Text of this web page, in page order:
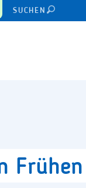
SUCHEN
Frühen